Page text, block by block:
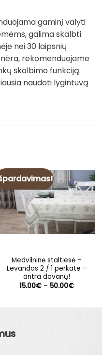
gaminį valyti
galima skalbti
nei 30 laipsnių
rekomenduojame
skalbimo funkciją.
naudoti lygintuvą
Medvilninė staltiesė –
Levandos 2 / 1 perkate –
antra dovanų!
15.00€ – 50.00€Price